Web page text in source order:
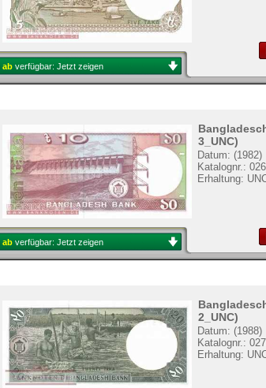
ab verfügbar: Jetzt zeigen
3_UNC)
Datum: (1982)
Katalognr.:
Erhaltung:
ab verfügbar: Jetzt zeigen
2_UNC)
Datum: (1988)
Katalognr.:
Erhaltung: